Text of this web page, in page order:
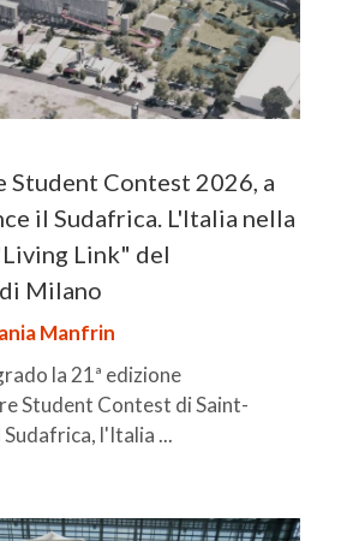
Contest 2026, a
il Sudafrica. L'Italia nella
Link" del
Milano
Manfrin
la 21ª edizione
Student Contest di Saint-
Sudafrica, l'Italia ...